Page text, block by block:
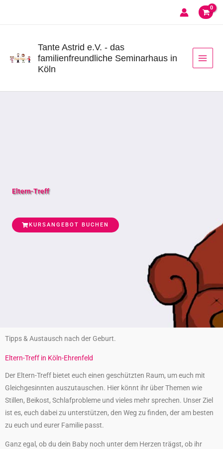
Tante Astrid e.V. - das
familienfreundliche Seminarhaus in
Köln
Eltern-Treff
KURSANGEBOT BUCHEN
Tipps & Austausch nach der Geburt.
Eltern-Treff in Köln-Ehrenfeld
Der Eltern-Treff bietet euch einen geschützten Raum, um euch mit
Gleichgesinnten auszutauschen. Hier könnt ihr über Themen wie
Stillen, Beikost, Schlafprobleme und vieles mehr sprechen. Unser Ziel
ist es, euch dabei zu unterstützen, den Weg zu finden, der am besten
zu euch und eurer Familie passt.
Ganz egal, ob du dein Baby noch unter dem Herzen trägst, ob ihr